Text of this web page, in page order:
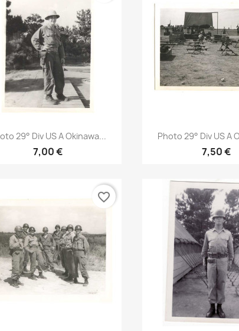
Aperçu rapide
29° Div US A Okinawa...
7,00 €
Aperçu
Photo 29° Div US A
7,50 €
favorite_border